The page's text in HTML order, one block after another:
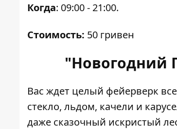
Когда: 09:00 - 21:00.
Стоимость: 50 гривен
"Новогодний
Вас ждет целый фейерверк
стекло, льдом, качели и
даже сказочный искристый